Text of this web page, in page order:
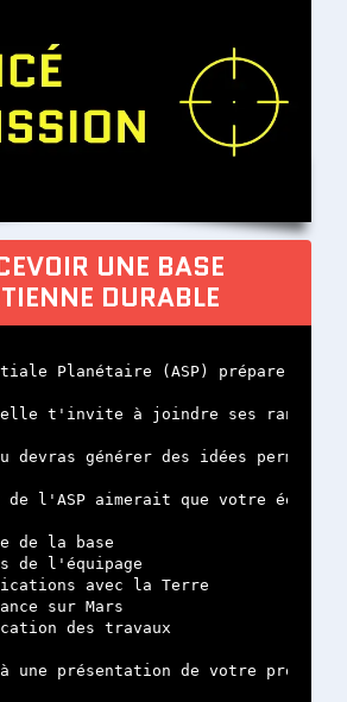
UNE BASE
DURABLE
Planétaire (ASP) prépare la
t'invite à joindre ses rangs
devras générer des idées
de l'ASP aimerait que votre équipe
de la base
de l'équipage
avec la Terre
sur Mars
des travaux
une présentation de votre projet